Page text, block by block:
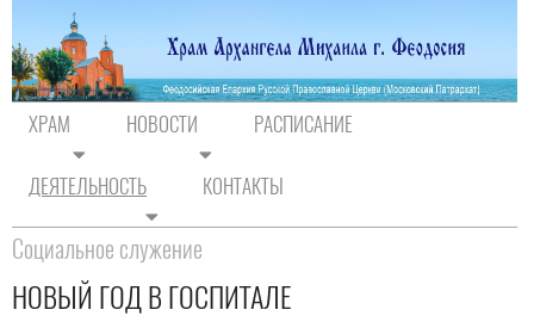
ХРАМ НОВОСТИ РАСПИСАНИЕ
ДЕЯТЕЛЬНОСТЬ КОНТАКТЫ
Социальное служение
НОВЫЙ ГОД В ГОСПИТАЛЕ